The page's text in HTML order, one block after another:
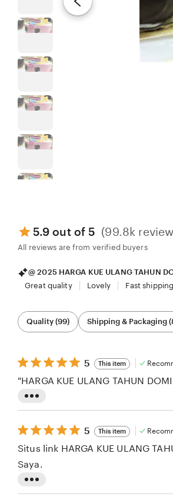
5.9 out of 5 (99.8k
All reviews are from verified buyers
@ 2025 HARGA KUE ULANG TAHUN
Great quality
Lovely Fast shipping
Filter
by
category
Quality (99) Shipping & Packaging
5
of
5 This item
s
t
i
n
"HARGA KUE ULANG TAHUN
5
of
5
stars
5 This item
Situs link HARGA KUE ULANG
Saya.